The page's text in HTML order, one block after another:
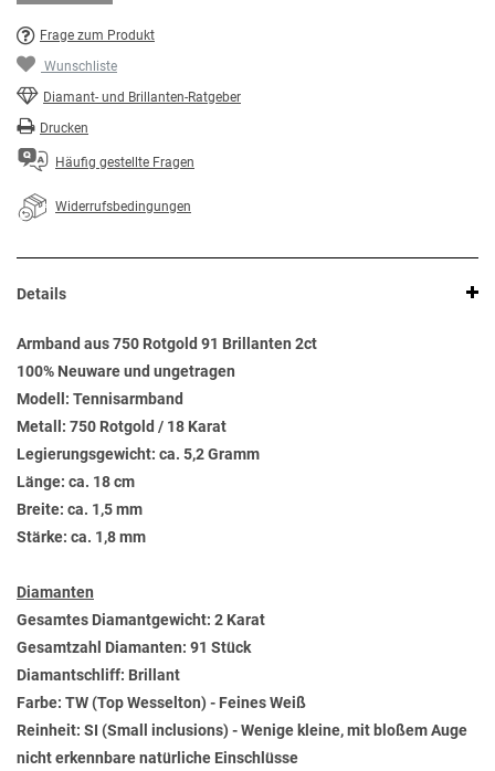
Frage zum Produkt
Wunschliste
Diamant- und Brillanten-Ratgeber
Drucken
Häufig gestellte Fragen
Widerrufsbedingungen
Details
Armband aus 750 Rotgold 91 Brillanten 2ct
100% Neuware und ungetragen
Modell: Tennisarmband
Metall: 750 Rotgold / 18 Karat
Legierungsgewicht: ca. 5,2 Gramm
Länge: ca. 18 cm
Breite: ca. 1,5 mm
Stärke: ca. 1,8 mm
Diamanten
Gesamtes Diamantgewicht: 2 Karat
Gesamtzahl Diamanten: 91 Stück
Diamantschliff: Brillant
Farbe: TW (Top Wesselton) - Feines Weiß
Reinheit: SI (Small inclusions) - Wenige kleine, mit bloßem Auge
nicht erkennbare natürliche Einschlüsse